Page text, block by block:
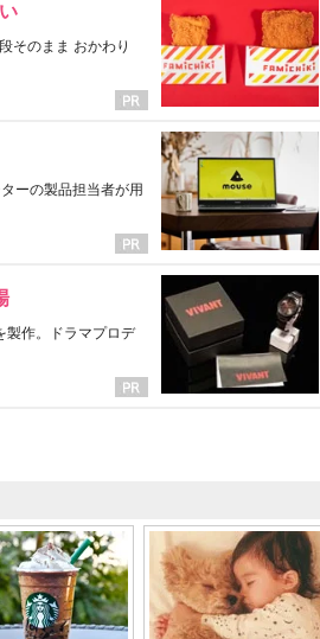
そのまま おかわり
ーの製品担当者が用
製作。ドラマプロデ